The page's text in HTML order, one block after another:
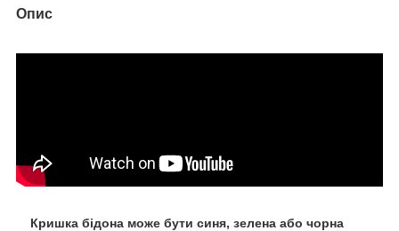
Опис
Кришка бідона може бути синя, зелена або чорна